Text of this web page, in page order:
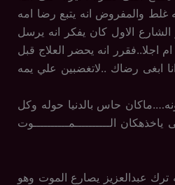
والمفروض انه يتبع رضا امه
الاول كان يفكر انه يرسل
اجلا..فقرر انه يحضر العلاج قبل
ابغى رضاك ..لاتغضبين علي يمه
حاس بالدنيا حوله وكل
الــــــــــمــــــــــوت
عبدالعزيز يصارع الموت وهو